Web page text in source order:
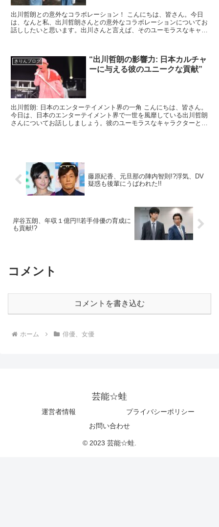
出川哲朗との意外なコラボレーション！ こんにちは、皆さん。今日
は、なんと私、出川哲朗さんとの意外なコラボレーションについてお
話ししたいと思います。出川さんと言えば、そのユーモラスなキャラ
きりんブログ
“出川哲朗の影響力: 日本カルチャ
ーに与える彼のユニークな貢献”
出川哲朗: 日本のエンターテイメント界の一角 こんにちは、皆さん。
今日は、日本のエンターテイメント界で一世を風靡している出川哲朗
さんについてお話ししましょう。彼のユーモラスなキャラクターと独
藤原紀香、元旦那の陣内智則!?浮気、DV
疑惑も後輩にうばわれた!!
岸谷五朗、年収１億円!!若手俳優の育成に
も貢献!?
コメント
コメントを書き込む
ホーム 俳優、女優
芸能☆蛙
運営者情報
プライバシーポリシー
お問い合わせ
© 2023 芸能☆蛙.